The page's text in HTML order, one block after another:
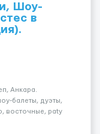
Шоу-
в
Анкара.
балеты, дуэты,
восточные, paty